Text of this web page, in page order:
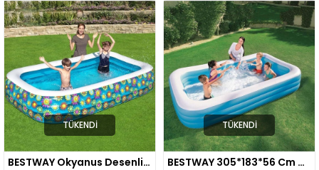
TÜKENDI
BESTWAY Okyanus Desenli Aile Havuzu 54121
TÜKENDI
BESTWAY 305*183*56 Cm Dikdörtgen Havuz 54009